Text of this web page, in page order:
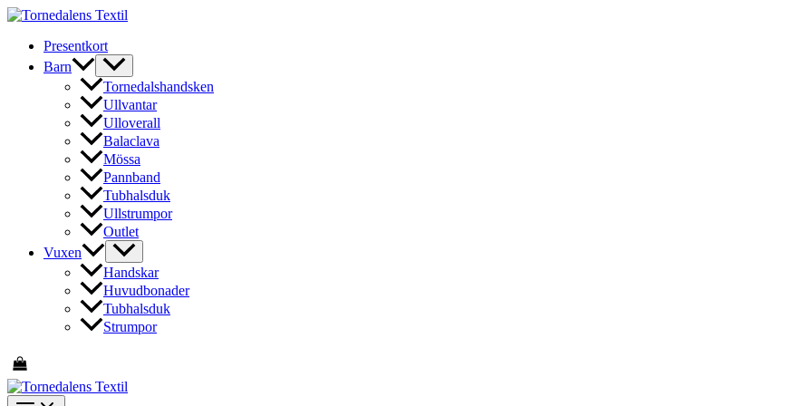
Hoppa
innehållPresentkort
Barn
Tornedalshandsken
Ullvantar
Ulloverall
Balaclava
Mössa
Pannband
Tubhalsduk
Ullstrumpor
Outlet
Vuxen
Handskar
Huvudbonader
Tubhalsduk
Strumpor